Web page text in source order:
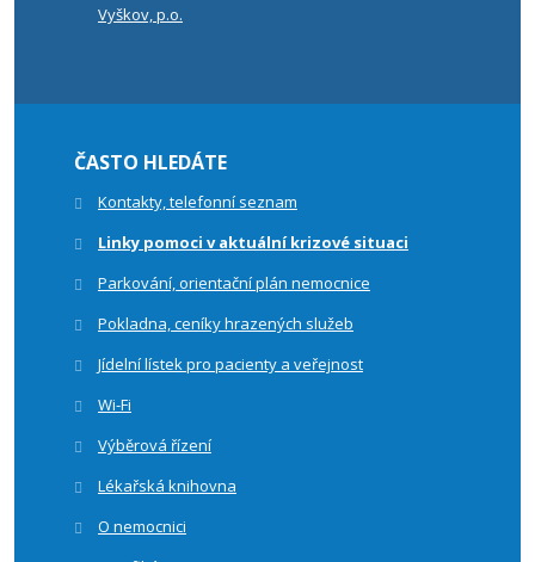
Vyškov, p.o.
ČASTO HLEDÁTE
Kontakty, telefonní seznam
Linky pomoci v aktuální krizové situaci
Parkování, orientační plán nemocnice
Pokladna, ceníky hrazených služeb
Jídelní lístek pro pacienty a veřejnost
Wi-Fi
Výběrová řízení
Lékařská knihovna
O nemocnici